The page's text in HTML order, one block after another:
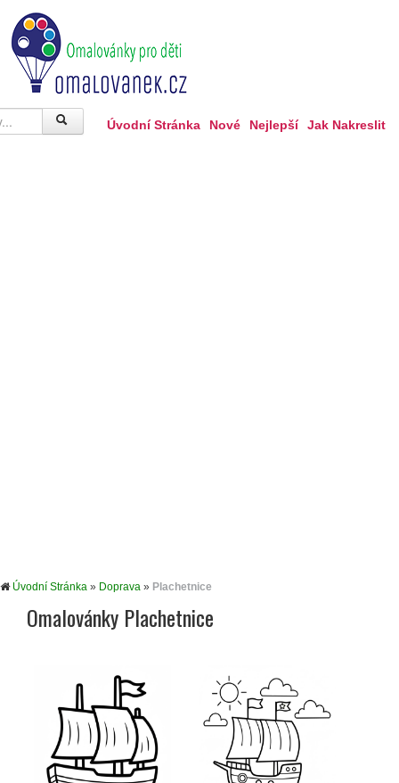
Úvodní Stránka Nové Nejlepší Jak Nakreslit
Úvodní Stránka » Doprava » Plachetnice
Omalovánky Plachetnice